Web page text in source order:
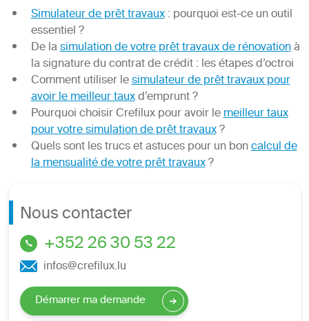
Simulateur de prêt travaux: pourquoi est-ce un outil
essentiel ?
De lasimulation de votre prêt travaux de rénovationà
la signature du contrat de crédit : les étapes d’octroi
Comment utiliser lesimulateur de prêt travaux pour
avoir le meilleur tauxd’emprunt ?
Pourquoi choisir Crefilux pour avoir lemeilleur taux
pour votre simulation de prêt travaux?
Quels sont les trucs et astuces pour un boncalcul de
la mensualité de votre prêt travaux?
Nous contacter
+352 26 30 53 22
infos@crefilux.lu
Démarrer ma demande